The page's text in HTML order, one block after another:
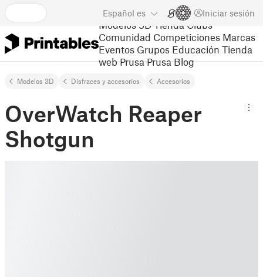
Español es Iniciar sesión
Modelos 3D Tienda Clubs
Comunidad Competiciones Marcas
Eventos Grupos Educación Tienda
web Prusa Prusa Blog
Modelos 3D Disfraces y accesorios Accesorios
OverWatch Reaper
Shotgun